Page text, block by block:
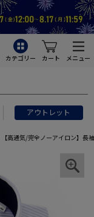
カテゴリー カート メニュー
アウトレット
【高通気/完全ノーアイロン】長